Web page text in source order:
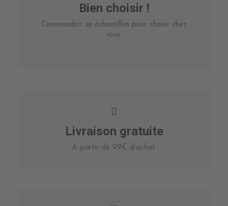
Bien choisir !
Commandez un échantillon pour choisir chez
vous.
Livraison gratuite
A partir de 99€ d’achat.